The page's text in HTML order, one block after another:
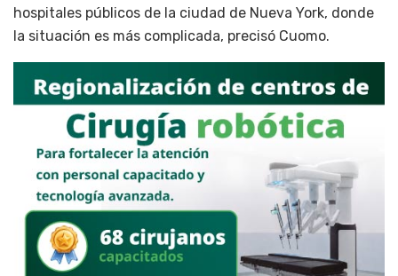
hospitales públicos de la ciudad de Nueva York, donde
la situación es más complicada, precisó Cuomo.